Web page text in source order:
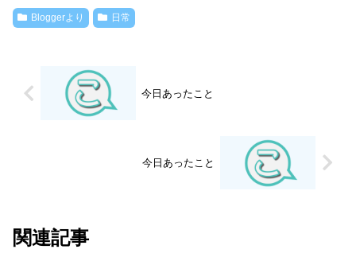
Bloggerより 日常
今日あったこと
今日あったこと
関連記事